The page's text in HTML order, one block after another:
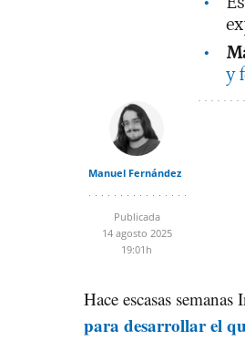
y
Manuel Fernández
Publicada
14 agosto 2025
19:01h
Hace escasas
para desarrollar el